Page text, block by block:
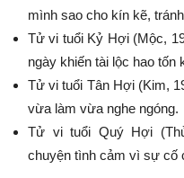
mình sao cho kín kẽ,
Tử vi tuổi Kỷ Hợi (Mộc,
ngày khiến tài lộc hao tốn
Tử vi tuổi Tân Hợi (Kim,
vừa làm vừa nghe ngóng.
Tử vi tuổi Quý Hợi
chuyện tình cảm vì sự cố